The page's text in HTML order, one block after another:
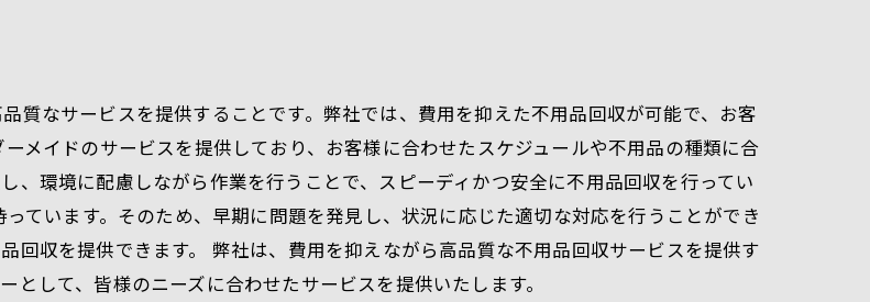
質なサービスを提供することです。弊社では、費用を抑えた不用品回収が可能で、お客
メイドのサービスを提供しており、お客様に合わせたスケジュールや不用品の種類に合
、環境に配慮しながら作業を行うことで、スピーディかつ安全に不用品回収を行ってい
ています。そのため、早期に問題を発見し、状況に応じた適切な対応を行うことができ
回収を提供できます。 弊社は、費用を抑えながら高品質な不用品回収サービスを提供す
して、皆様のニーズに合わせたサービスを提供いたします。